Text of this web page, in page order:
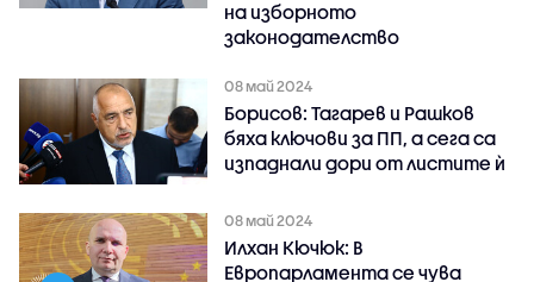
на изборното
законодателство
08 май 2024
Борисов: Тагарев и Рашков
бяха ключови за ПП, а сега са
изпаднали дори от листите ѝ
08 май 2024
Илхан Кючюк: В
Европарламента се чува